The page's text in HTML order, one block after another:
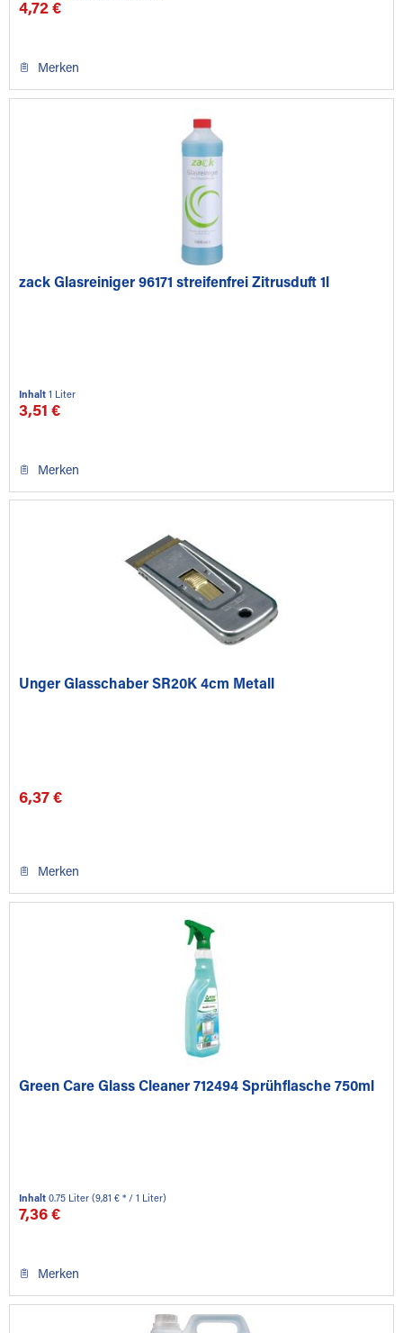
4,72 €
Merken
zack Glasreiniger 96171 streifenfrei Zitrusduft 1l
Inhalt1 Liter
3,51 €
Merken
Unger Glasschaber SR20K 4cm Metall
6,37 €
Merken
Green Care Glass Cleaner 712494 Sprühflasche 750ml
Inhalt0.75 Liter(9,81 € * / 1 Liter)
7,36 €
Merken